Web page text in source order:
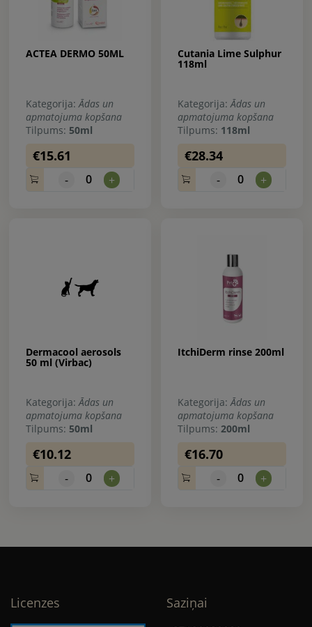
ACTEA DERMO 50ML
Kategorija:Ādas un
apmatojuma kopšana
Tilpums: 50ml
€15.61
- 0 +
Cutania Lime Sulphur
118ml
Kategorija:Ādas un
apmatojuma kopšana
Tilpums: 118ml
€28.34
- 0 +
Dermacool aerosols
50 ml (Virbac)
Kategorija:Ādas un
apmatojuma kopšana
Tilpums: 50ml
€10.12
- 0 +
ItchiDerm rinse 200ml
Kategorija:Ādas un
apmatojuma kopšana
Tilpums: 200ml
€16.70
- 0 +
Licenzes Saziņai